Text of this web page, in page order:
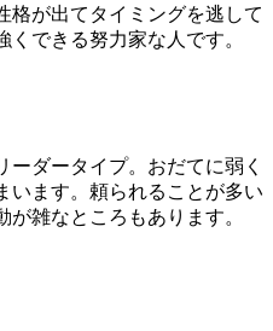
格が出てタイミングを逃して
できる努力家な人です。
ダータイプ。おだてに弱く
います。頼られることが多い
雑なところもあります。